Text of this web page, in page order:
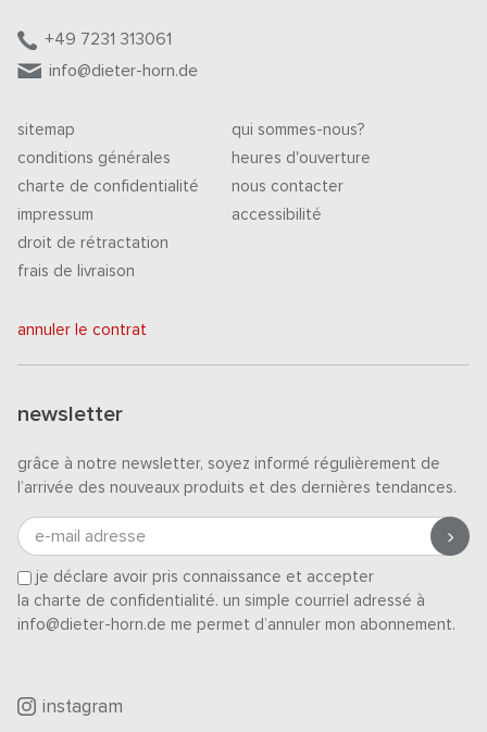
+49 7231 313061
info@dieter-horn.de
sitemap
conditions générales
charte de confidentialité
impressum
droit de rétractation
frais de livraison
qui sommes-nous?
heures d'ouverture
nous contacter
accessibilité
annuler le contrat
newsletter
grâce à notre newsletter, soyez informé régulièrement de
l’arrivée des nouveaux produits et des dernières tendances.
e-mail adresse
je déclare avoir pris connaissance et accepter
la charte de confidentialité. un simple courriel adressé à
info@dieter-horn.de me permet d’annuler mon abonnement.
instagram